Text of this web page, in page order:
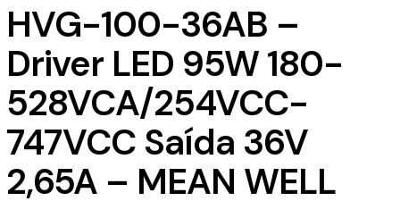
MEAN
WELL
quantidade
HVG-100-36AB –
Driver LED 95W 180-
528VCA/254VCC-
747VCC Saída 36V
2,65A – MEAN WELL